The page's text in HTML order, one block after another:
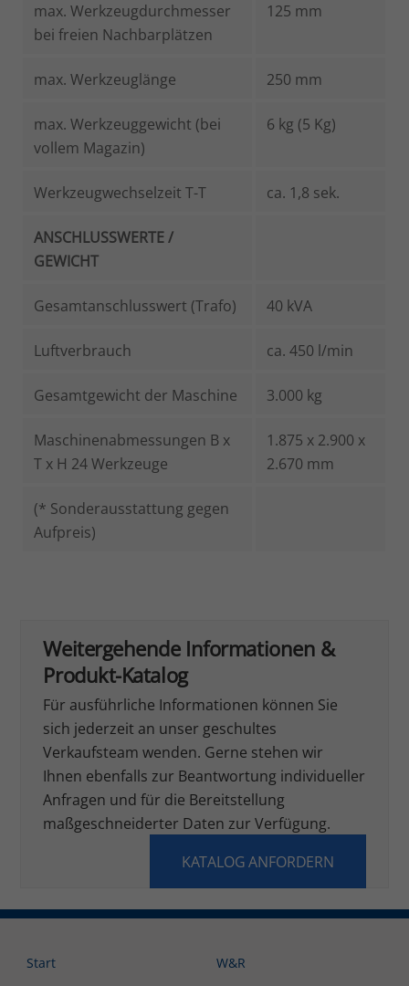
max. Werkzeugdurchmesser
bei freien Nachbarplätzen
125 mm
max. Werkzeuglänge 250 mm
max. Werkzeuggewicht (bei
vollem Magazin)
6 kg (5 Kg)
Werkzeugwechselzeit T-T ca. 1,8 sek.
ANSCHLUSSWERTE /
GEWICHT
Gesamtanschlusswert (Trafo) 40 kVA
Luftverbrauch ca. 450 l/min
Gesamtgewicht der Maschine 3.000 kg
Maschinenabmessungen B x
T x H 24 Werkzeuge
1.875 x 2.900 x
2.670 mm
(* Sonderausstattung gegen
Aufpreis)
Weitergehende Informationen &
Produkt-Katalog
Für ausführliche Informationen können Sie
sich jederzeit an unser geschultes
Verkaufsteam wenden. Gerne stehen wir
Ihnen ebenfalls zur Beantwortung individueller
Anfragen und für die Bereitstellung
maßgeschneiderter Daten zur Verfügung.
KATALOG ANFORDERN
Start W&R